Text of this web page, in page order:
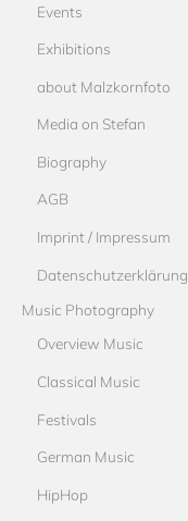
Events
Exhibitions
about Malzkornfoto
Media on Stefan
Biography
AGB
Imprint / Impressum
Datenschutzerklärung
Music Photography
Overview Music
Classical Music
Festivals
German Music
HipHop